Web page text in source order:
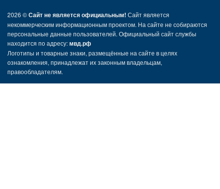
2026 ©Сайт не является официальным! Сайт является
некоммерческим информационным проектом. На сайте не собираются
персональные данные пользователей. Официальный сайт службы
находится по адресу:мвд.рф
Логотипы и товарные знаки, размещённые на сайте в целях
ознакомления, принадлежат их законным владельцам,
правообладателям.